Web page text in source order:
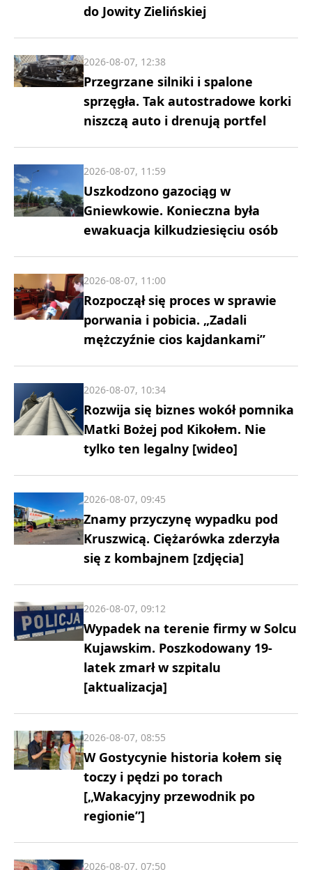
do Jowity Zielińskiej
Przegrzane silniki i spalone
sprzęgła. Tak autostradowe korki
niszczą auto i drenują portfel
2026-08-07, 12:38
Uszkodzono gazociąg w
Gniewkowie. Konieczna była
ewakuacja kilkudziesięciu osób
2026-08-07, 11:59
Rozpoczął się proces w sprawie
porwania i pobicia. „Zadali
mężczyźnie cios kajdankami”
2026-08-07, 11:00
Rozwija się biznes wokół pomnika
Matki Bożej pod Kikołem. Nie
tylko ten legalny [wideo]
2026-08-07, 10:34
Znamy przyczynę wypadku pod
Kruszwicą. Ciężarówka zderzyła
się z kombajnem [zdjęcia]
2026-08-07, 09:45
Wypadek na terenie firmy w Solcu
Kujawskim. Poszkodowany 19-
latek zmarł w szpitalu
[aktualizacja]
2026-08-07, 09:12
W Gostycynie historia kołem się
toczy i pędzi po torach
[„Wakacyjny przewodnik po
regionie”]
2026-08-07, 08:55
2026-08-07, 07:50